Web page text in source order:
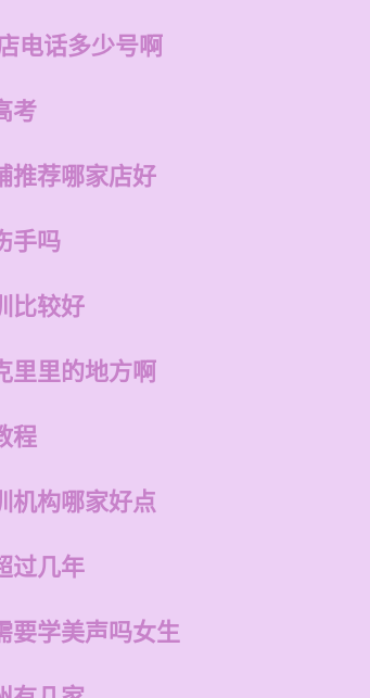
电话多少号啊
考
推荐哪家店好
手吗
比较好
里里的地方啊
程
机构哪家好点
过几年
要学美声吗女生